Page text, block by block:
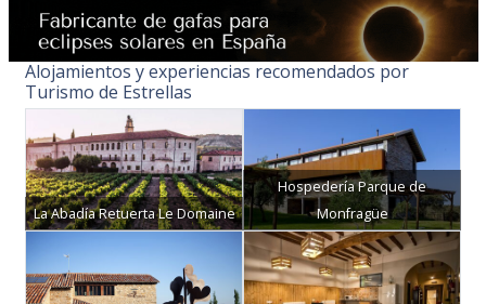
Alojamientos y experiencias recomendados por
Turismo de Estrellas
La Abadía Retuerta Le Domaine
Hospedería Parque de
Monfragüe